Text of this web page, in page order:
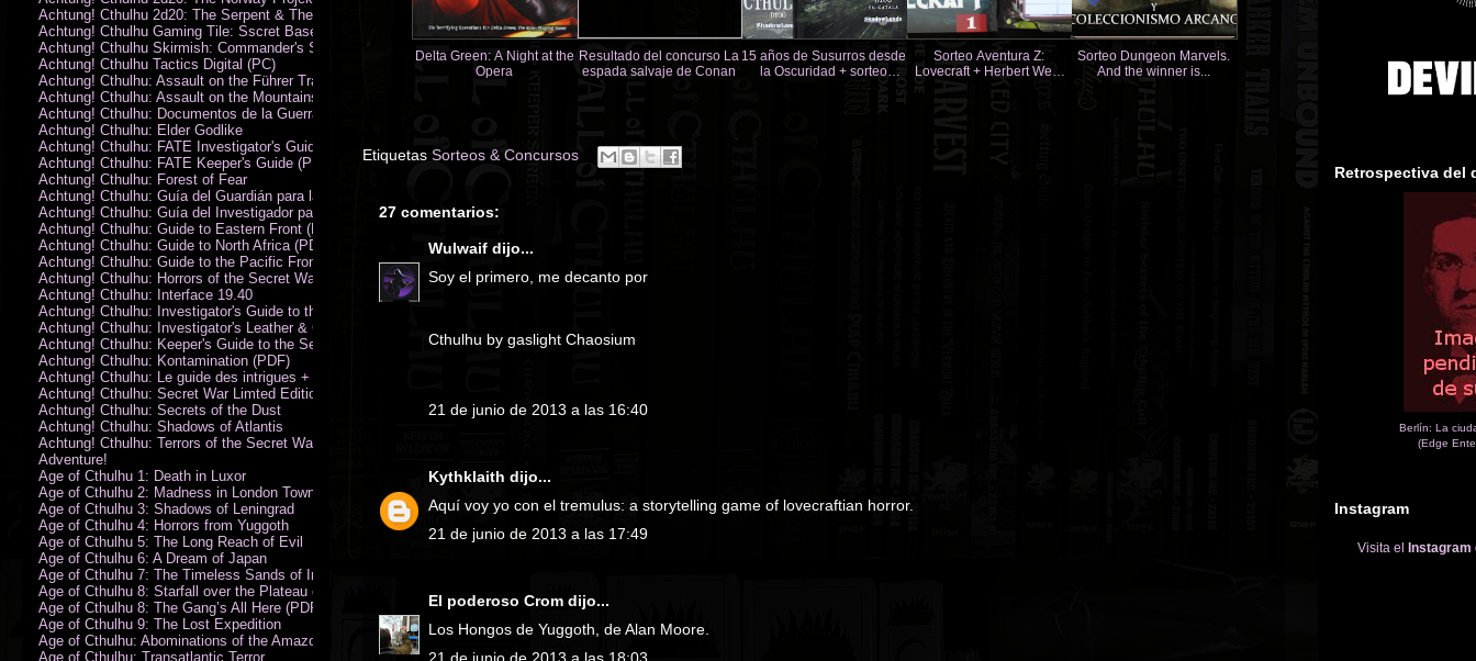
Delta Green: A Night at the
Opera
Resultado del concurso La
espada salvaje de Conan
15 años de Susurros desde
la Oscuridad + sorteo
Sorteo Aventura Z:
Lovecraft + Herbert West
Sorteo Dungeon Marvels.
And the winner is...
Etiquetas Sorteos & Concursos
27 comentarios:
Wulwaif dijo...
Soy el primero, me decanto por
Cthulhu by gaslight Chaosium
21 de junio de 2013 a las 16:40
Kythklaith dijo...
Aquí voy yo con el tremulus: a storytelling game of lovecraftian horror.
21 de junio de 2013 a las 17:49
El poderoso Crom dijo...
Los Hongos de Yuggoth, de Alan Moore.
Achtung! Cthulhu 2d20: The Serpent & The Sands
Achtung! Cthulhu Gaming Tile: Sscret Base & Icy Ruins
Achtung! Cthulhu Skirmish: Commander's Set
Achtung! Cthulhu Tactics Digital (PC)
Achtung! Cthulhu: Assault on the Führer Train
Achtung! Cthulhu: Assault on the Mountains of Madness
Achtung! Cthulhu: Documentos de la Guerra Secreta
Achtung! Cthulhu: Elder Godlike
Achtung! Cthulhu: FATE Investigator's Guide (PDF)
Achtung! Cthulhu: FATE Keeper's Guide (PDF)
Achtung! Cthulhu: Forest of Fear
Achtung! Cthulhu: Guía del Guardián para la Guerra Secreta
Achtung! Cthulhu: Guía del Investigador para la Guerra Secreta
Achtung! Cthulhu: Guide to Eastern Front (PDF)
Achtung! Cthulhu: Guide to North Africa (PDF)
Achtung! Cthulhu: Guide to the Pacific Front
Achtung! Cthulhu: Horrors of the Secret War
Achtung! Cthulhu: Interface 19.40
Achtung! Cthulhu: Investigator's Guide to the Secret War
Achtung! Cthulhu: Investigator's Leather & Canvas Bag
Achtung! Cthulhu: Keeper's Guide to the Secret War
Achtung! Cthulhu: Kontamination (PDF)
Achtung! Cthulhu: Le guide des intrigues + ecran
Achtung! Cthulhu: Secret War Limted Edition Book
Achtung! Cthulhu: Secrets of the Dust
Achtung! Cthulhu: Shadows of Atlantis
Achtung! Cthulhu: Terrors of the Secret War
Adventure!
Age of Cthulhu 1: Death in Luxor
Age of Cthulhu 2: Madness in London Town
Age of Cthulhu 3: Shadows of Leningrad
Age of Cthulhu 4: Horrors from Yuggoth
Age of Cthulhu 5: The Long Reach of Evil
Age of Cthulhu 6: A Dream of Japan
Age of Cthulhu 7: The Timeless Sands of India
Age of Cthulhu 8: Starfall over the Plateau of Leng
Age of Cthulhu 8: The Gang’s All Here (PDF)
Age of Cthulhu 9: The Lost Expedition
Age of Cthulhu: Abominations of the Amazon
Age of Cthulhu: Transatlantic Terror
Retrospectiva del
Berlín: La
(Edge
Instagram
Visita el Instagram